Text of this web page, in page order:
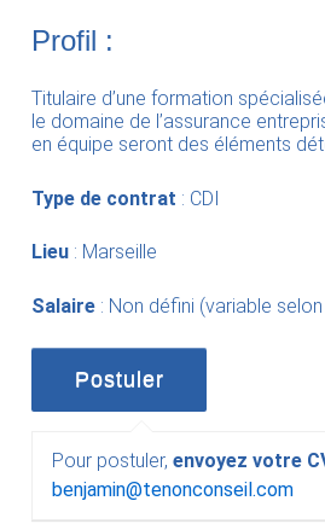
Profil :
Titulaire d’une formation
le domaine de l’assurance
en équipe seront des éléments
Type de contrat : CDI
Lieu : Marseille
Salaire : Non défini (variable
Pour postuler,envoyez votre
benjamin@tenonconseil.com